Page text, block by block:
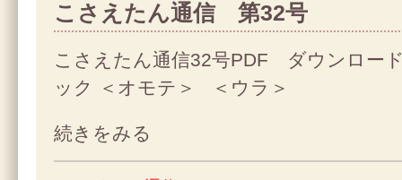
こさえたん通信 第32号
こさえたん通信32号PDF ダウンロー
ック ＜オモテ＞ ＜ウラ＞
続きをみる